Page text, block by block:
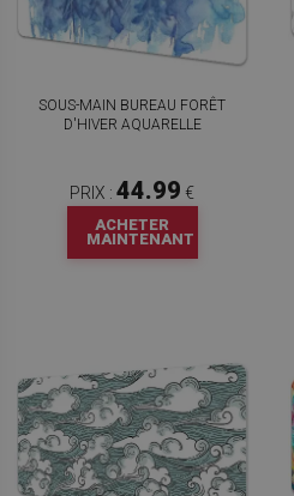
SOUS-MAIN BUREAU FORÊT
D'HIVER AQUARELLE
PRIX : 44.99 €
ACHETER
MAINTENANT